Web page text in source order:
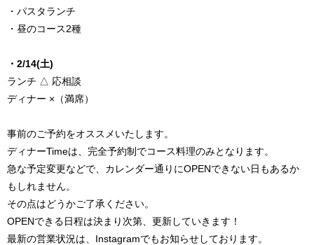
・パスタランチ
・昼のコース2種
・2/14(土)
ランチ △ 応相談
ディナー ×（満席）
事前のご予約をオススメいたします。
ディナーTimeは、完全予約制でコース料理のみとなります。
急な予定変更などで、カレンダー通りにOPENできない日もあるか
もしれません。
その点はどうかご了承ください。
OPENできる日程は決まり次第、更新していきます！
最新の営業状況は、Instagramでもお知らせしております。